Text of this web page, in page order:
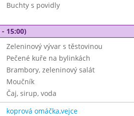
Buchty s povidly
15:00)
Zeleninový vývar s těstovinou
Pečené kuře na bylinkách
Brambory, zeleninový salát
Moučník
Čaj, sirup, voda
koprová omáčka,vejce